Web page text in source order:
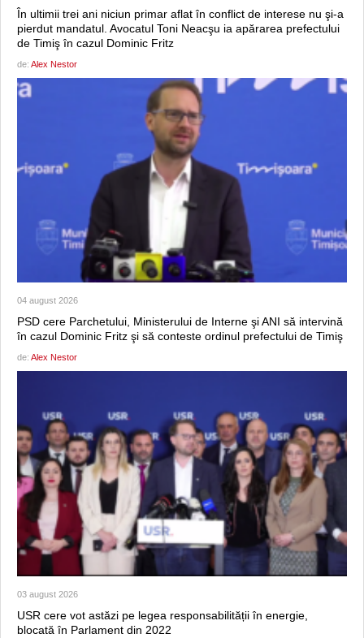
În ultimii trei ani niciun primar aflat în conflict de interese nu şi-a
pierdut mandatul. Avocatul Toni Neacşu ia apărarea prefectului
de Timiş în cazul Dominic Fritz
de: Alex Nestor
04 august 2026
PSD cere Parchetului, Ministerului de Interne şi ANI să intervină
în cazul Dominic Fritz şi să conteste ordinul prefectului de Timiş
de: Alex Nestor
03 august 2026
USR cere vot astăzi pe legea responsabilității în energie,
blocată în Parlament din 2022